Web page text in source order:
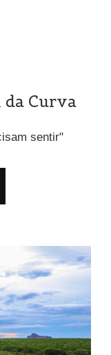
Curva
sentir"